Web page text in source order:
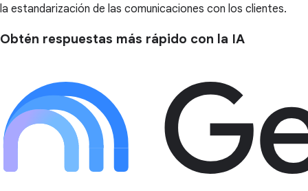
la estandarización de las comunicaciones con los clientes.
Obtén respuestas más rápido con la IA